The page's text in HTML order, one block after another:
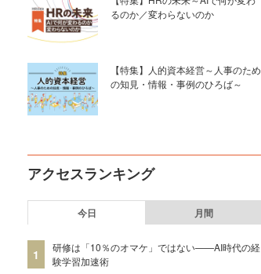
るのか／変わらないのか
【特集】人的資本経営～人事のため
の知見・情報・事例のひろば～
アクセスランキング
今日 月間
1
研修は「10％のオマケ」ではない——AI時代の経
験学習加速術